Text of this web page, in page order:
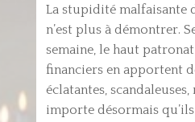
La stupidité malfaisante
n’est plus à démontrer.
semaine, le haut
financiers en apportent
éclatantes,
importe désormais